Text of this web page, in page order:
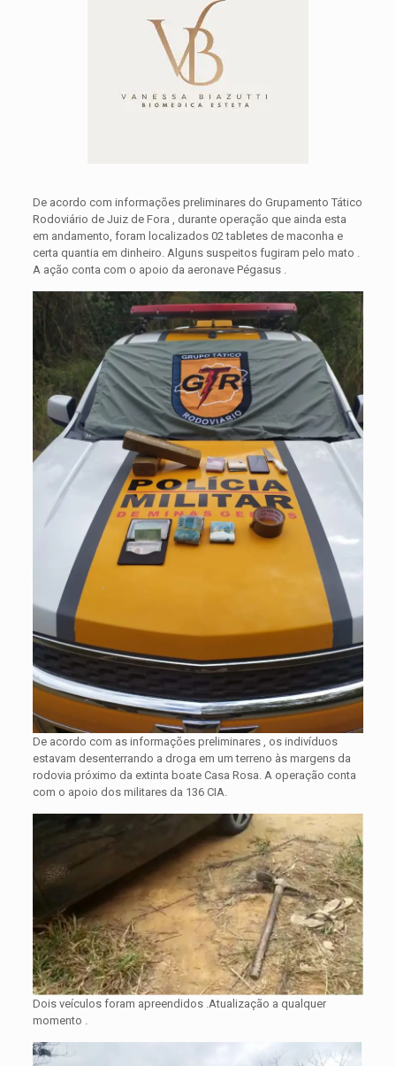
De acordo com informações preliminares do Grupamento Tático
Rodoviário de Juiz de Fora , durante operação que ainda esta
em andamento, foram localizados 02 tabletes de maconha e
certa quantia em dinheiro. Alguns suspeitos fugiram pelo mato .
A ação conta com o apoio da aeronave Pégasus .
De acordo com as informações preliminares , os indivíduos
estavam desenterrando a droga em um terreno às margens da
rodovia próximo da extinta boate Casa Rosa. A operação conta
com o apoio dos militares da 136 CIA.
Dois veículos foram apreendidos .Atualização a qualquer
momento .